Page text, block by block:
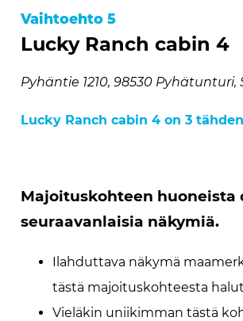
Vaihtoehto 5
Lucky Ranch cabin 4
Pyhäntie 1210, 98530 Pyhätunturi,
Lucky Ranch cabin 4 on 3
Majoituskohteen huoneista
seuraavanlaisia näkymiä.
Ilahduttava näkymä
tästä majoituskohteesta
Vieläkin uniikimman tästä